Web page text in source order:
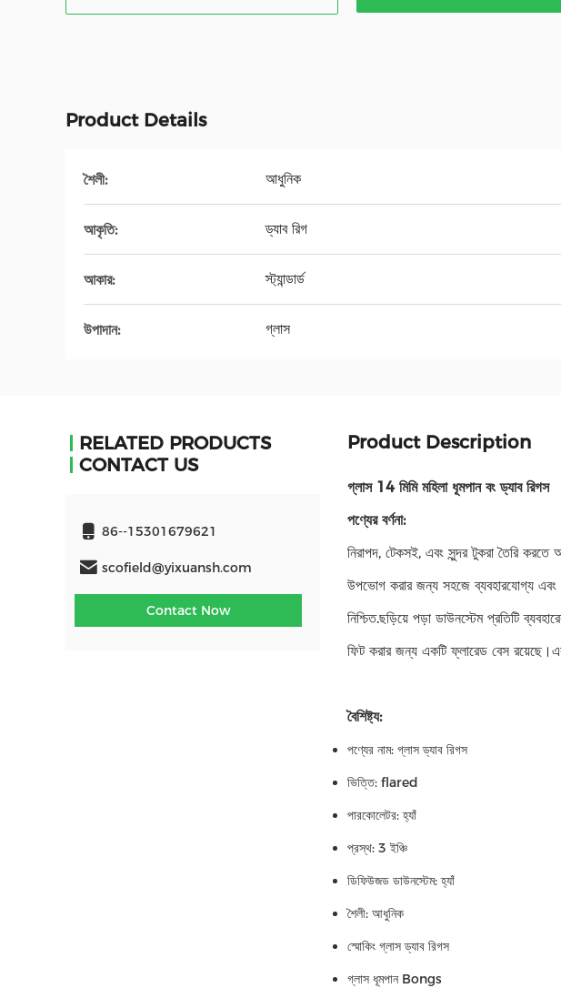
Product Details
শৈলী: আধুনিক
আকৃতি: ড্যাব রিগ
আকার: স্ট্যান্ডার্ড
উপাদান: গ্লাস
RELATED PRODUCTS
CONTACT US
86--15301679621
scofield@yixuansh.com
Contact Now
Product Description
গ্লাস 14 মিমি মহিলা ধূমপান বং ড্যাব রিগস
পণ্যের বর্ণনা:
নিরাপদ, টেকসই, এবং সুন্দর টুকরা তৈরি
উপভোগ করার জন্য সহজে ব্যবহারযোগ্য এবং
নিশ্চিত.ছড়িয়ে পড়া ডাউনস্টেম প্রতিটি
ফিট করার জন্য একটি ফ্লারেড বেস
বৈশিষ্ট্য:
পণ্যের নাম: গ্লাস ড্যাব রিগস
ভিত্তি: flared
পারকোলেটর: হ্যাঁ
প্রস্থ: 3 ইঞ্চি
ডিফিউজড ডাউনস্টেম: হ্যাঁ
শৈলী: আধুনিক
স্মোকিং গ্লাস ড্যাব রিগস
গ্লাস ধূমপান Bongs